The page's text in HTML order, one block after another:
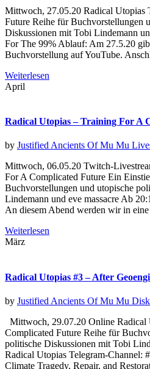
Mittwoch, 27.05.20 Radical Utopias
Future Reihe für Buchvorstellungen
Diskussionen mit Tobi Lindemann
For The 99% Ablauf: Am 27.5.20
Buchvorstellung auf YouTube.
Weiterlesen
April
Radical Utopias – Training For A
by Justified Ancients Of Mu Mu
Mittwoch, 06.05.20 Twitch-
For A Complicated Future Ein
Buchvorstellungen und utopische
Lindemann und eve massacre Ab
An diesem Abend werden wir in eine
Weiterlesen
März
Radical Utopias #3 – After
by Justified Ancients Of Mu Mu
Mittwoch, 29.07.20 Online Radical
Complicated Future Reihe für
politische Diskussionen mit Tobi
Radical Utopias Telegram-Channel:
Climate Tragedy, Repair, and